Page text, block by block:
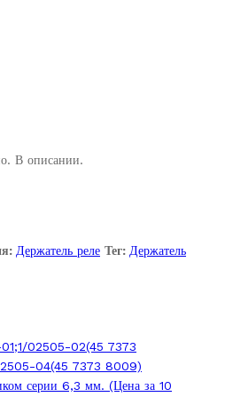
В описании.
Держатель реле Тег: Держатель
01;1/02505-02(45 7373
04(45 7373 8009)
серии 6,3 мм. (Цена за 10